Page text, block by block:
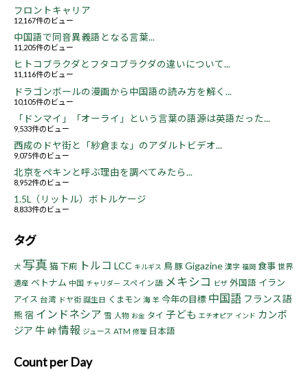
フロントキャリア
12,167件のビュー
中国語で同音異義語となる言葉...
11,205件のビュー
ヒトコブラクダとフタコブラクダの違いについて...
11,116件のビュー
ドラゴンボールの漫画から中国語の読み方を解く...
10,105件のビュー
「ドンマイ」「オーライ」という言葉の語源は英語だった...
9,533件のビュー
西成のドヤ街と「紗倉まな」のアダルトビデオ...
9,075件のビュー
北京をペキンと呼ぶ理由を調べてみたら...
8,952件のビュー
1.5L（リットル）ボトルケージ
8,833件のビュー
タグ
犬 写真 猫 下痢 トルコ LCC キルギス 鳥 豚 Gigazine 漢字 福岡 食事 世界
遺産 ベトナム 中国 チャリダー スペイン語 メキシコ ビザ 外国語 イラン
アイス 台湾 ドヤ街 誕生日 くまモン 海 羊 今年の目標 中国語 フランス語
熊宿 インドネシア 雪 人物 お金 タイ 子ども エチオピア インド カンボ
ジア 牛峠情報 ジュース ATM 修理 日本語
Count per Day